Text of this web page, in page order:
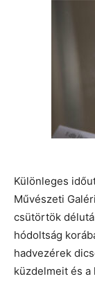
Különleges
Művészeti
csütörtök
hódoltság
hadvezérek
küzdelmeit és